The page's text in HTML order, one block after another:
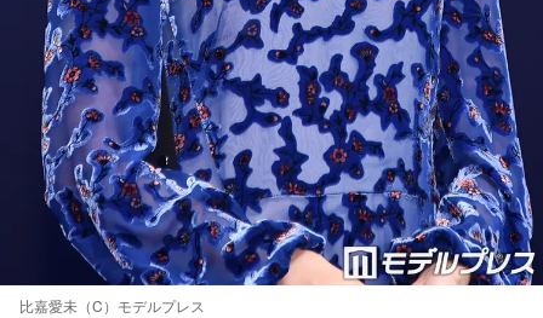
比嘉愛未（C）モデルプレス